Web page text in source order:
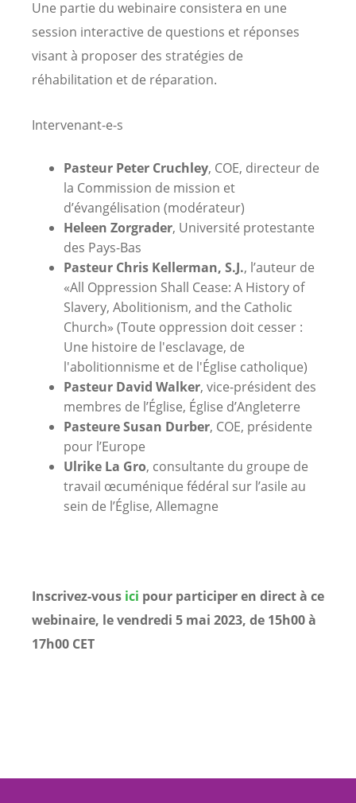
Une partie du webinaire consistera en une
session interactive de questions et réponses
visant à proposer des stratégies de
réhabilitation et de réparation.
Intervenant-e-s
Pasteur Peter Cruchley, COE, directeur de
la Commission de mission et
d’évangélisation (modérateur)
Heleen Zorgrader, Université protestante
des Pays-Bas
Pasteur Chris Kellerman, S.J., l’auteur de
«All Oppression Shall Cease: A History of
Slavery, Abolitionism, and the Catholic
Church» (Toute oppression doit cesser :
Une histoire de l'esclavage, de
l'abolitionnisme et de l'Église catholique)
Pasteur David Walker, vice-président des
membres de l’Église, Église d’Angleterre
Pasteure Susan Durber, COE, présidente
pour l’Europe
Ulrike La Gro, consultante du groupe de
travail œcuménique fédéral sur l’asile au
sein de l’Église, Allemagne
Inscrivez-vous ici pour participer en direct à ce
webinaire, le vendredi 5 mai 2023, de 15h00 à
17h00 CET